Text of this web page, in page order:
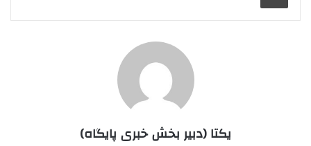
یکتا (دبیر بخش خبری پایگاه)